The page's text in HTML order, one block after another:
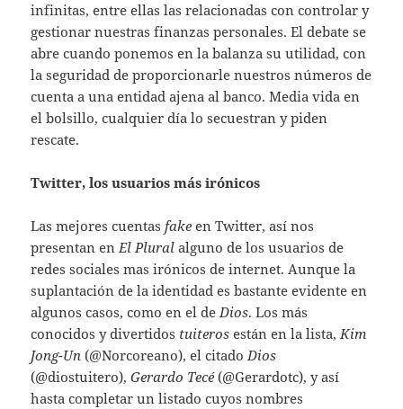
infinitas, entre ellas las relacionadas con controlar y
gestionar nuestras finanzas personales. El debate se
abre cuando ponemos en la balanza su utilidad, con
la seguridad de proporcionarle nuestros números de
cuenta a una entidad ajena al banco. Media vida en
el bolsillo, cualquier día lo secuestran y piden
rescate.
Twitter, los usuarios más irónicos
Las mejores cuentasfake en Twitter, así nos
presentan enEl Plural alguno de los usuarios de
redes sociales mas irónicos de internet. Aunque la
suplantación de la identidad es bastante evidente en
algunos casos, como en el deDios. Los más
conocidos y divertidos tuiteros están en la lista,Kim
Jong-Un (@Norcoreano), el citadoDios
(@diostuitero),Gerardo Tecé(@Gerardotc), y así
hasta completar un listado cuyos nombres